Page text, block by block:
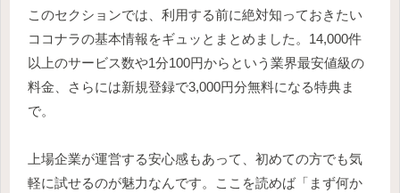
このセクションでは、利用する前に絶対知っておきたい
ココナラの基本情報をギュッとまとめました。14,000件
以上のサービス数や1分100円からという業界最安値級の
料金、さらには新規登録で3,000円分無料になる特典ま
で。
上場企業が運営する安心感もあって、初めての方でも気
軽に試せるのが魅力なんです。ここを読めば「まず何か